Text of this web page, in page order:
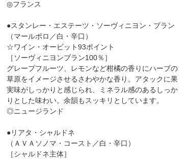
◎フランス
●スタンレー・エステーツ・ソーヴィニヨン・ブラン
（マールボロ／白・辛口）
☆ワイン・オービット93ポイント
［ソーヴィニヨンブラン100％］
グレープフルーツ、レモンなど柑橘の香りにハーブの
草原をイメージさせるさわやかな香り。アタックに果
実味がしっかりと感じられ、ミネラル感のあるしっか
りとした味わい。余韻もスッキリとしています。
◎ニュージランド
●リアタ・シャルドネ
（ＡＶＡソノマ・コースト／白・辛口）
［シャルドネ主体］